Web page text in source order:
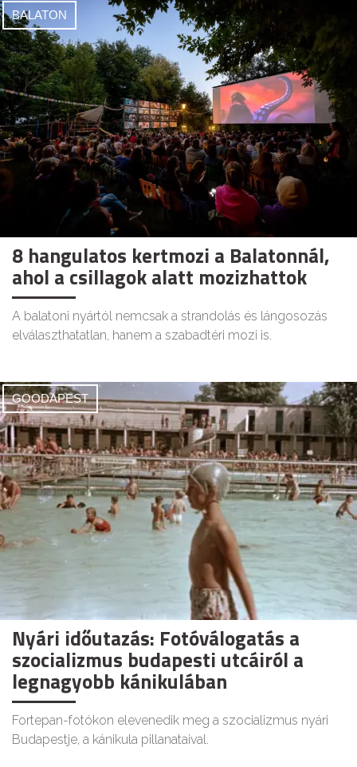
BALATON
8 hangulatos kertmozi a Balatonnál,
ahol a csillagok alatt mozizhattok
A balatoni nyártól nemcsak a strandolás és lángosozás
elválaszthatatlan, hanem a szabadtéri mozi is.
GOODAPEST
Nyári időutazás: Fotóválogatás a
szocializmus budapesti utcáiról a
legnagyobb kánikulában
Fortepan-fotókon elevenedik meg a szocializmus nyári
Budapestje, a kánikula pillanataival.